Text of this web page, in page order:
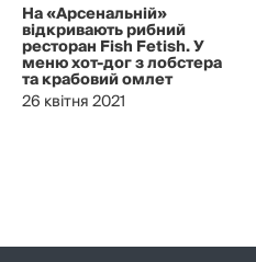
На «Арсенальній»
відкривають рибний
ресторан Fish Fetish. У
меню хот-дог з лобстера
та крабовий омлет
26 квітня 2021